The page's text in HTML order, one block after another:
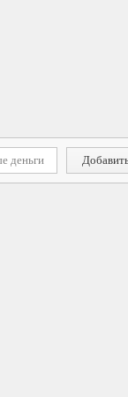
деньги